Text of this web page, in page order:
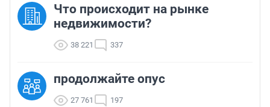
Что происходит на рынке
недвижимости?
38 221 337
продолжайте опус
27 761 197